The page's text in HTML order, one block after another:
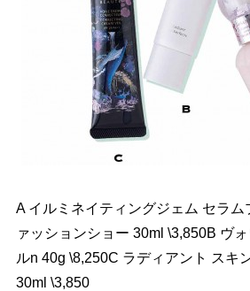
A イルミネイティングジェム セラム
ァッションショー 30ml \3,850B ヴ
ルn 40g \8,250C ラディアント スキ
30ml \3,850